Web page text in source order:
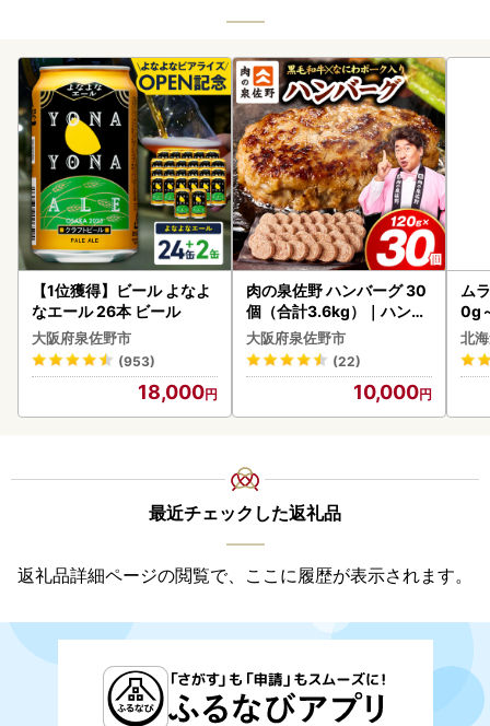
【1位獲得】ビール よなよ
なエール 26本 ビール
大阪府泉佐野市
(953)
18,000
肉の泉佐野 ハンバーグ 30
個（合計3.6kg）｜ハンバ
ーグ 訳あり 黒毛和牛×なに
わポーク
大阪府泉佐野市
(22)
10,000
ム
0g
北
最近チェックした返礼品
返礼品詳細ページの閲覧で、ここに履歴が表示されます。